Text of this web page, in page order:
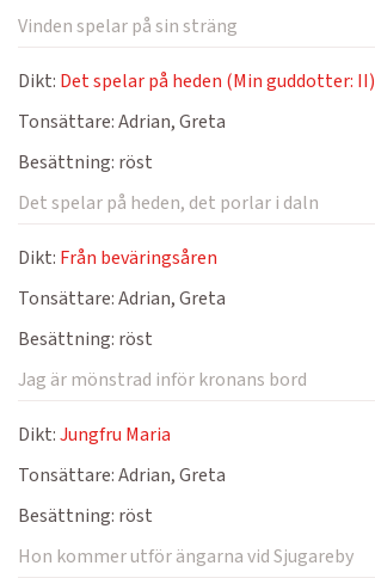
Vinden spelar på sin sträng
Dikt: Det spelar på heden (Min guddotter: II)
Tonsättare:Adrian, Greta
Besättning: röst
Det spelar på heden, det porlar i daln
Dikt: Från beväringsåren
Tonsättare:Adrian, Greta
Besättning: röst
Jag är mönstrad inför kronans bord
Dikt:Jungfru Maria
Tonsättare:Adrian, Greta
Besättning: röst
Hon kommer utför ängarna vid Sjugareby